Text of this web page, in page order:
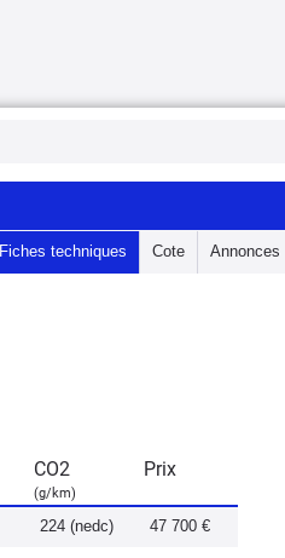
Fiches techniques Cote Annonces
CO2
(g/km)
Prix
224 (nedc) 47 700 €